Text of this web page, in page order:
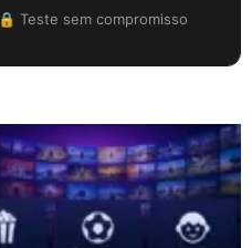
🔒 Teste sem compromisso